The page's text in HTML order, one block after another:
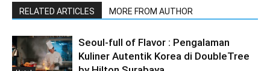
RELATED ARTICLES MORE FROM AUTHOR
Seoul-full of Flavor : Pengalaman
Kuliner Autentik Korea di DoubleTree